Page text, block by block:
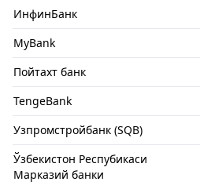
ИнфинБанк
MyBank
Пойтахт банк
TengeBank
Узпромстройбанк (SQB)
Ўзбекистон Респубикаси
Марказий банки